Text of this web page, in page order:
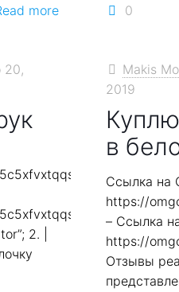
more 0
20,
2. |
Makis
2019
в
Ссылка на
https://
– Ссылка
https://
Отзывы